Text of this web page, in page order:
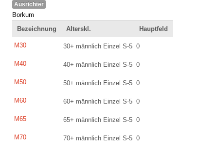
Ausrichter
Borkum
Bezeichnung
Alterskl. Hauptfeld
M30 30+ männlich Einzel S-5 0
M40 40+ männlich Einzel S-5 0
M50 50+ männlich Einzel S-5 0
M60 60+ männlich Einzel S-5 0
M65 65+ männlich Einzel S-5 0
M70 70+ männlich Einzel S-5 0